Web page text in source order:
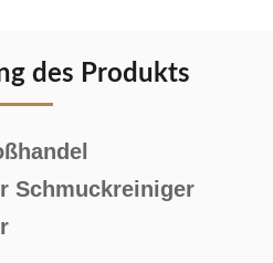
des Produkts
Schmuckreiniger